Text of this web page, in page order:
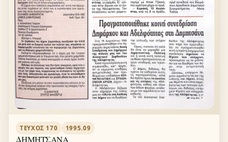
ΤΕΎΧΟΣ 170 1995.09
ΔΗΜΗΤΣΑΝΑ